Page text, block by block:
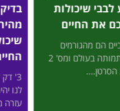
דם ביתית לזיהוי
של התקפי לב
להציל לכם את
קריאה המחשבה שהיקרים
יהיו לבד במצב מסכן חיים, ללא